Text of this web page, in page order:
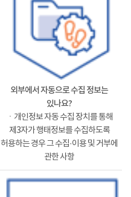
외부에서 자동으로 수집 정보는
있나요?
ㆍ개인정보 자동 수집 장치를 통해
제3자가 행태정보를 수집하도록
허용하는 경우 그 수집·이용 및 거부에
관한 사항